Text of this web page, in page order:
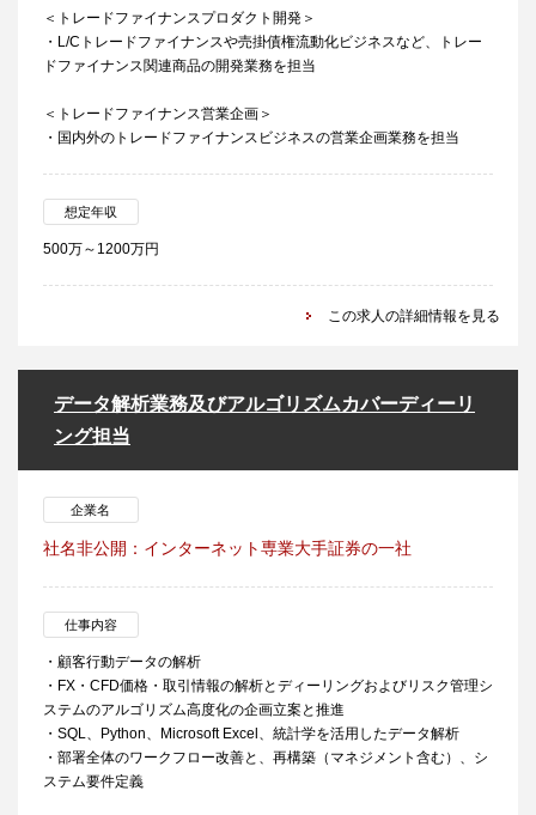
＜トレードファイナンスプロダクト開発＞
・L/Cトレードファイナンスや売掛債権流動化ビジネスなど、トレー
ドファイナンス関連商品の開発業務を担当
＜トレードファイナンス営業企画＞
・国内外のトレードファイナンスビジネスの営業企画業務を担当
想定年収
500万～1200万円
この求人の詳細情報を見る
データ解析業務及びアルゴリズムカバーディーリ
ング担当
企業名
社名非公開：インターネット専業大手証券の一社
仕事内容
・顧客行動データの解析
・FX・CFD価格・取引情報の解析とディーリングおよびリスク管理シ
ステムのアルゴリズム高度化の企画立案と推進
・SQL、Python、Microsoft Excel、統計学を活用したデータ解析
・部署全体のワークフロー改善と、再構築（マネジメント含む）、シ
ステム要件定義